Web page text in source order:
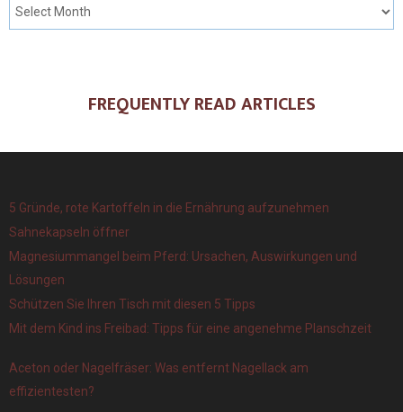
FREQUENTLY READ ARTICLES
5 Gründe, rote Kartoffeln in die Ernährung aufzunehmen
Sahnekapseln öffner
Magnesiummangel beim Pferd: Ursachen, Auswirkungen und
Lösungen
Schützen Sie Ihren Tisch mit diesen 5 Tipps
Mit dem Kind ins Freibad: Tipps für eine angenehme Planschzeit
Aceton oder Nagelfräser: Was entfernt Nagellack am
effizientesten?